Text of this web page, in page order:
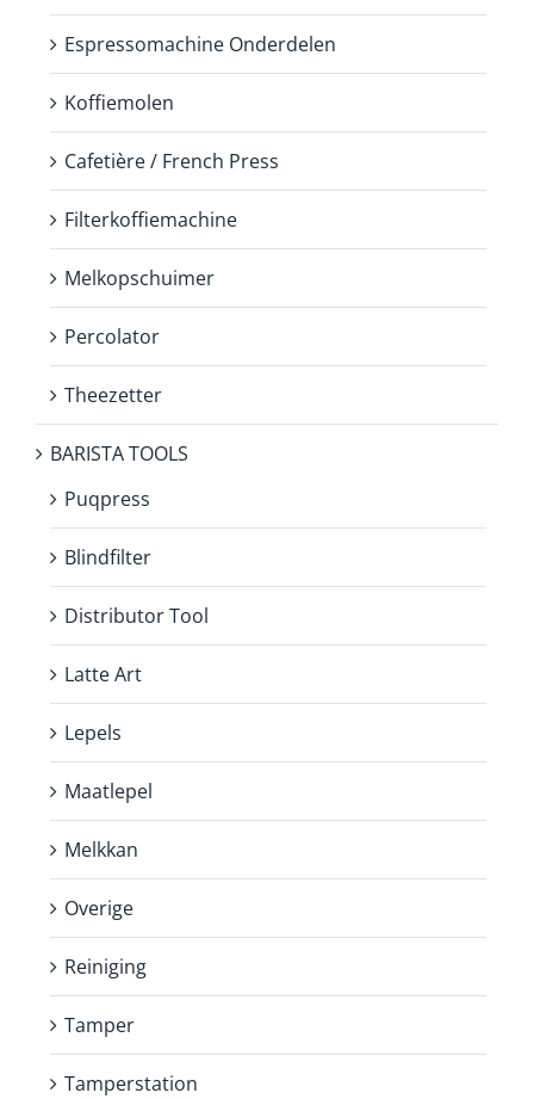
Espressomachine Onderdelen
Koffiemolen
Cafetière / French Press
Filterkoffiemachine
Melkopschuimer
Percolator
Theezetter
BARISTA TOOLS
Puqpress
Blindfilter
Distributor Tool
Latte Art
Lepels
Maatlepel
Melkkan
Overige
Reiniging
Tamper
Tamperstation